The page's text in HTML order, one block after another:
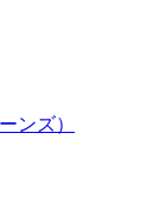
ンズ）